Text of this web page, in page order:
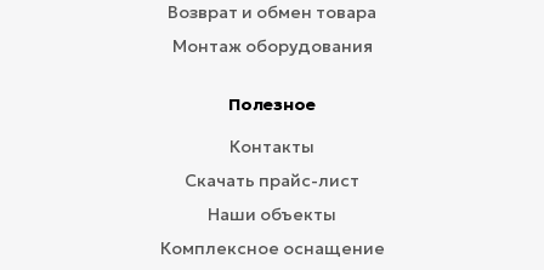
Возврат и обмен товара
Монтаж оборудования
Полезное
Контакты
Скачать прайс-лист
Наши объекты
Комплексное оснащение